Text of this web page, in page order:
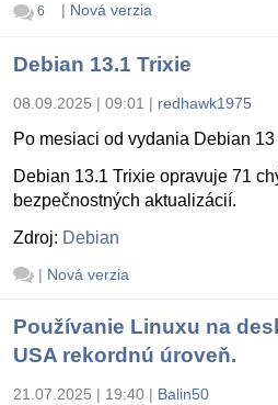
6 | Nová verzia
Debian 13.1 Trixie
08.09.2025 | 09:01 | redhawk1975
Po mesiaci od vydania Debian
Debian 13.1 Trixie opravuje 71
bezpečnostných aktualizácií.
Zdroj: Debian
| Nová verzia
Používanie Linuxu na
USA rekordnú úroveň.
21.07.2025 | 19:40 | Balin50